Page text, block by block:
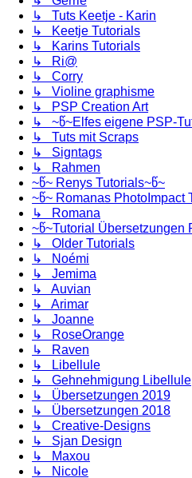
↳ Tuts Keetje - Karin
↳ Keetje Tutorials
↳ Karins Tutorials
↳ Ri@
↳ Corry
↳ Violine graphisme
↳ PSP Creation Art
↳ ~წ~Elfes eigene PSP-
↳ Tuts mit Scraps
↳ Signtags
↳ Rahmen
~წ~ Renys Tutorials~წ~
~წ~ Romanas PhotoImpact
↳ Romana
~წ~Tutorial Übersetzungen
↳ Older Tutorials
↳ Noémi
↳ Jemima
↳ Auvian
↳ Arimar
↳ Joanne
↳ RoseOrange
↳ Raven
↳ Libellule
↳ Gehnehmigung Libellule
↳ Übersetzungen 2019
↳ Übersetzungen 2018
↳ Creative-Designs
↳ Sjan Design
↳ Maxou
↳ Nicole